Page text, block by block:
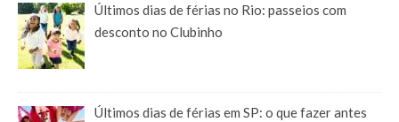
Últimos dias de férias no Rio: passeios com
desconto no Clubinho
Últimos dias de férias em SP: o que fazer antes